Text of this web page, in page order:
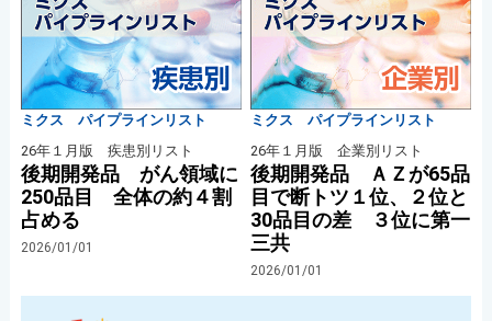
ミクス パイプラインリスト
26年１月版 疾患別リスト
後期開発品 がん領域に
250品目 全体の約４割
占める
2026/01/01
ミクス パイプラインリスト
26年１月版 企業別リスト
後期開発品 ＡＺが65品
目で断トツ１位、２位と
30品目の差 ３位に第一
三共
2026/01/01